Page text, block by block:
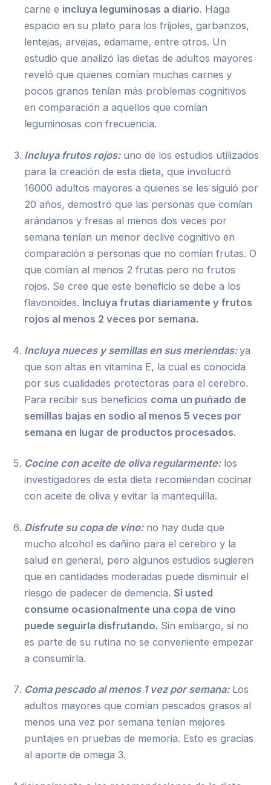
carne e incluya leguminosas a diario. Haga
espacio en su plato para los frijoles, garbanzos,
lentejas, arvejas, edamame, entre otros. Un
estudio que analizó las dietas de adultos mayores
reveló que quienes comían muchas carnes y
pocos granos tenían más problemas cognitivos
en comparación a aquellos que comían
leguminosas con frecuencia.
Incluya frutos rojos:uno de los estudios utilizados
para la creación de esta dieta, que involucró
16000 adultos mayores a quienes se les siguió por
20 años, demostró que las personas que comían
arándanos y fresas al menos dos veces por
semana tenían un menor declive cognitivo en
comparación a personas que no comían frutas. O
que comían al menos 2 frutas pero no frutos
rojos. Se cree que este beneficio se debe a los
flavonoides. Incluya frutas diariamente y frutos
rojos al menos 2 veces por semana.
Incluya nueces y semillas en sus meriendas:ya
que son altas en vitamina E, la cual es conocida
por sus cualidades protectoras para el cerebro.
Para recibir sus beneficios coma un puñado de
semillas bajas en sodio al menos 5 veces por
semana en lugar de productos procesados.
Cocine con aceite de oliva regularmente:los
investigadores de esta dieta recomiendan cocinar
con aceite de oliva y evitar la mantequilla.
Disfrute su copa de vino:no hay duda que
mucho alcohol es dañino para el cerebro y la
salud en general, pero algunos estudios sugieren
que en cantidades moderadas puede disminuir el
riesgo de padecer de demencia. Si usted
consume ocasionalmente una copa de vino
puede seguirla disfrutando. Sin embargo, si no
es parte de su rutina no se conveniente empezar
a consumirla.
Coma pescado al menos 1 vez por semana:Los
adultos mayores que comían pescados grasos al
menos una vez por semana tenían mejores
puntajes en pruebas de memoria. Esto es gracias
al aporte de omega 3.